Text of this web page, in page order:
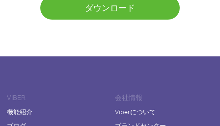
ダウンロード
VIBER
機能紹介
会社情報
Viberについて